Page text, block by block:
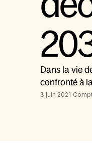
Dans la vie
confronté à
3 juin 2021